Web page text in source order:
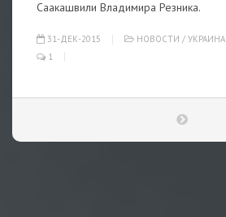
Саакашвили Владимира Резника.
31-ДЕК-2015 НОВОСТИ / УКРАИНА
1